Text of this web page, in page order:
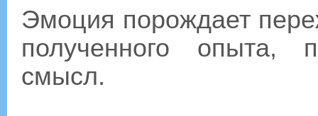
Эмоция порождает
полученного опыта,
смысл.